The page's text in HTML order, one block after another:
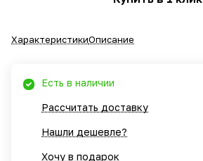
ХарактеристикиОписание
Есть в наличии
Рассчитать доставку
Нашли дешевле?
Хочу в подарок